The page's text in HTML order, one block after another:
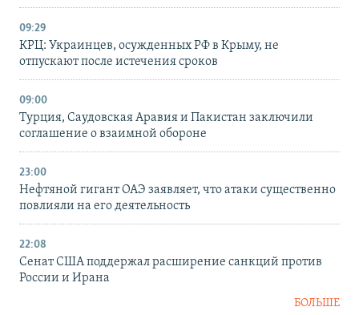
09:29
КРЦ: Украинцев, осужденных РФ в Крыму, не
отпускают после истечения сроков
09:00
Турция, Саудовская Аравия и Пакистан заключили
соглашение о взаимной обороне
23:00
Нефтяной гигант ОАЭ заявляет, что атаки существенно
повлияли на его деятельность
22:08
Сенат США поддержал расширение санкций против
России и Ирана
БОЛЬШЕ